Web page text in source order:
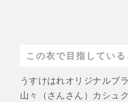
この衣で目指している
うすけはれオリジナル
山々（さんさん）カシュ